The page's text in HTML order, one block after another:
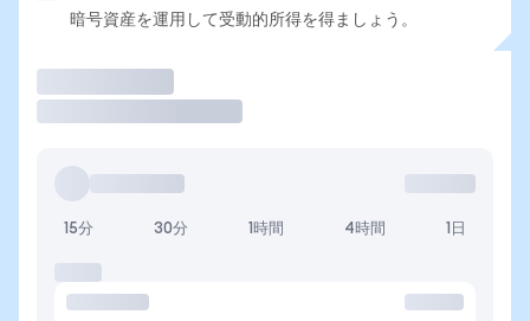
暗号資産を運用して受動的所得を得ましょう。
15分 30分 1時間 4時間 1日